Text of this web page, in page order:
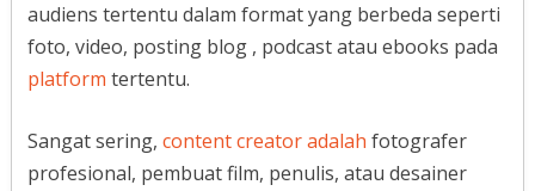
audiens tertentu dalam format yang berbeda seperti
foto, video, posting blog , podcast atau ebooks pada
platform tertentu.
Sangat sering, content creator adalah fotografer
profesional, pembuat film, penulis, atau desainer